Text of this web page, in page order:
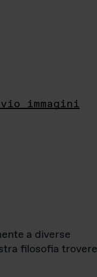
immagini
a diverse
filosofia